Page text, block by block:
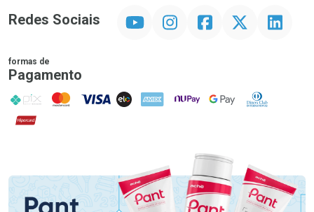
Redes Sociais InstagramFacebookTwitter Linkedin
formas de
Pagamento
PIX MasterCard
VISA ELO AMEX NuPay Google PayDiners Club
Hipercard
Promoção em Destaque